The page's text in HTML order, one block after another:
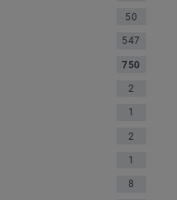
50
547
750
2
1
2
1
8